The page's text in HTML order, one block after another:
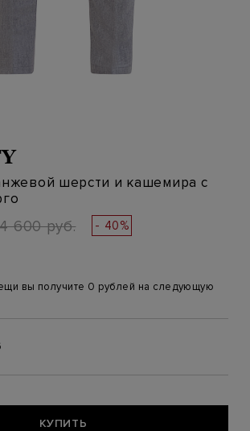
шерсти и кашемира с
600 руб. - 40%
вы получите 0 рублей на следующую
КУПИТЬ